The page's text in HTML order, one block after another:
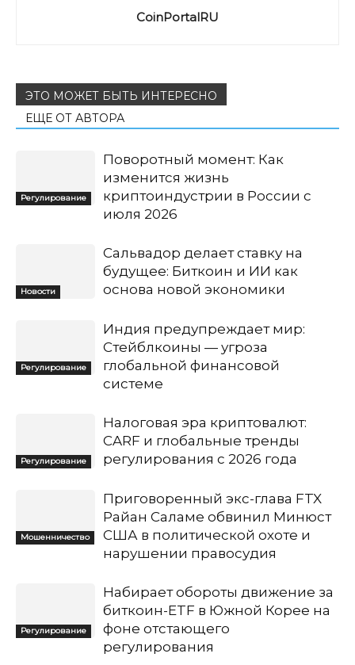
CoinPortalRU
ЭТО МОЖЕТ БЫТЬ ИНТЕРЕСНО
ЕЩЕ ОТ АВТОРА
Регулирование
Поворотный момент: Как
изменится жизнь
криптоиндустрии в России с
июля 2026
Новости
Сальвадор делает ставку на
будущее: Биткоин и ИИ как
основа новой экономики
Регулирование
Индия предупреждает мир:
Стейблкоины — угроза
глобальной финансовой
системе
Регулирование
Налоговая эра криптовалют:
CARF и глобальные тренды
регулирования с 2026 года
Мошенничество
Приговоренный экс-глава FTX
Райан Саламе обвинил Минюст
США в политической охоте и
нарушении правосудия
Регулирование
Набирает обороты движение за
биткоин-ETF в Южной Корее на
фоне отстающего
регулирования